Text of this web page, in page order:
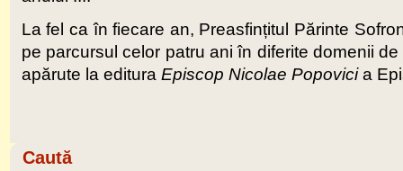
La fel ca în fiecare an, Preasfințitul Părinte
pe parcursul celor patru ani în diferite domenii
apărute la editura Episcop Nicolae Popovicia
Caută